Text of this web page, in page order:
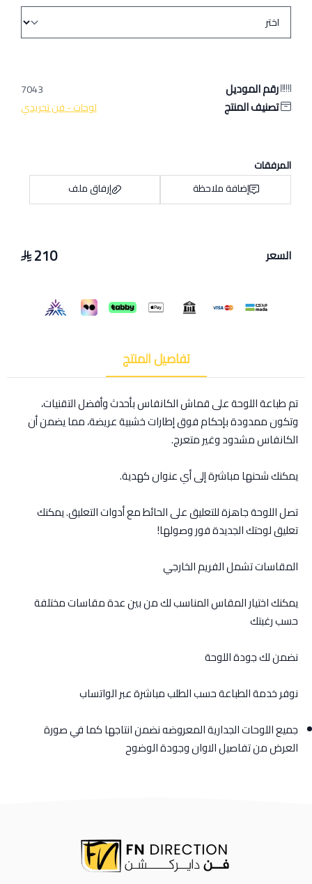
رقم الموديل 7043
تصنيف المنتج لوحات - فن تجريدي
المرفقات
إضافة ملاحظة
إرفاق ملف
السعر 210
تفاصيل المنتج
تم طباعة اللوحة على قماش الكانفاس بأحدث وأفضل التقنيات،
وتكون ممدودة بإحكام فوق إطارات خشبية عريضة، مما يضمن أن
الكانفاس مشدود وغير متعرج.
يمكنك شحنها مباشرة إلى أي عنوان كهدية.
تصل اللوحة جاهزة للتعليق على الحائط مع أدوات التعليق. يمكنك
تعليق لوحتك الجديدة فور وصولها!
المقاسات تشمل الفريم الخارجي
يمكنك اختيار المقاس المناسب لك من بين عدة مقاسات مختلفة
حسب رغبتك
نضمن لك جودة اللوحة
نوفر خدمة الطباعة حسب الطلب مباشرة عبر الواتساب
جميع اللوحات الجدارية المعروضه نضمن انتاجها كما في صورة
العرض من تفاصيل الاوان وجودة الوضوح